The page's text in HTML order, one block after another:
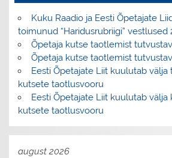
Kuku Raadio ja Eesti Õpetajate
toimunud “Haridusrubriigi” vestlused
Õpetaja kutse taotlemist
Õpetaja kutse taotlemist
Eesti Õpetajate Liit kuulutab välja
kutsete taotlusvooru
Eesti Õpetajate Liit kuulutab välja
kutsete taotlusvooru
august 2026